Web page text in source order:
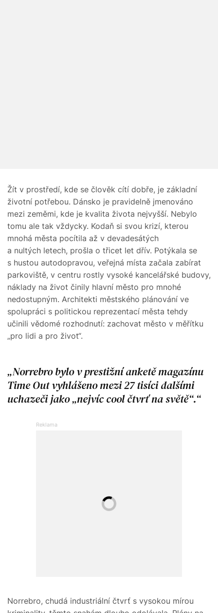
Žít v prostředí, kde se člověk cítí dobře, je základní
životní potřebou. Dánsko je pravidelně jmenováno
mezi zeměmi, kde je kvalita života nejvyšší. Nebylo
tomu ale tak vždycky. Kodaň si svou krizí, kterou
mnohá města pocítila až v devadesátých
a nultých letech, prošla o třicet let dřív. Potýkala se
s hustou autodopravou, veřejná místa začala zabírat
parkoviště, v centru rostly vysoké kancelářské budovy,
náklady na život činily hlavní město pro mnohé
nedostupným. Architekti městského plánování ve
spolupráci s politickou reprezentací města tehdy
učinili vědomé rozhodnutí: zachovat město v měřítku
„pro lidi a pro život“.
Norrebro bylo v prestižní anketě magazínu
Time Out vyhlášeno mezi 27 tisíci dalšími
uchazeči jako „nejvíc cool čtvrť na světě“.
Norrebro, chudá industriální čtvrť s vysokou mírou